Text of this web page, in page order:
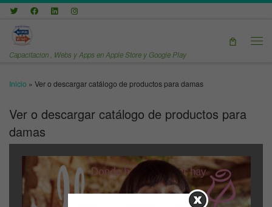
Saltar al contenido
Capacitacion , Webs y Apps en Apple Store y Google Play
Inicio » Ver o descargar catálogo de productos para damas
Ver o descargar catálogo de productos para
damas